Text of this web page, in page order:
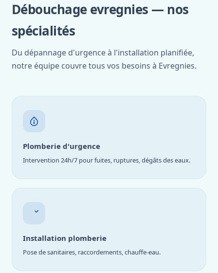
Débouchage evregnies — nos
spécialités
Du dépannage d'urgence à l'installation planifiée,
notre équipe couvre tous vos besoins à Evregnies.
Plomberie d'urgence
Intervention 24h/7 pour fuites, ruptures, dégâts des eaux.
Installation plomberie
Pose de sanitaires, raccordements, chauffe-eau.